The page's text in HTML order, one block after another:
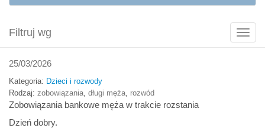
Pokaż
filtry
Filtruj wg
25/03/2026
Kategoria: Dzieci i rozwody
Rodzaj: zobowiązania długi męża rozwód
Zobowiązania bankowe męża w trakcie rozstania
Dzień dobry.